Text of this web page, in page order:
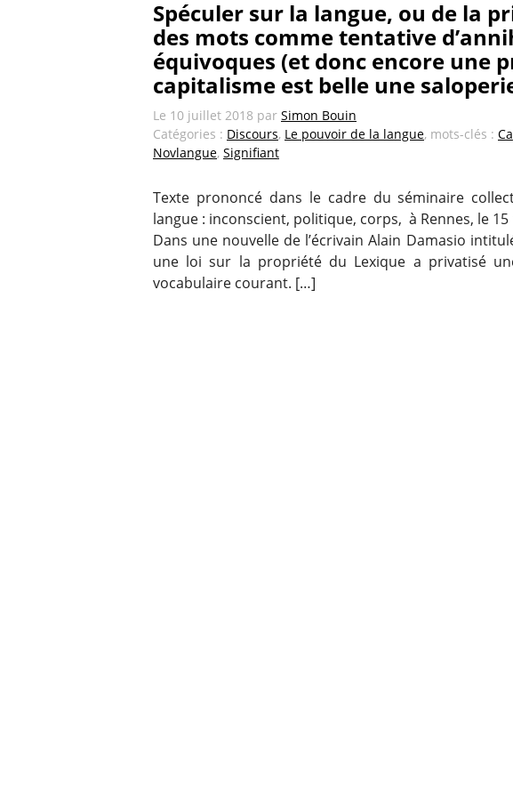
Spéculer sur la langue, ou de la
des mots comme tentative
équivoques (et donc encore une
capitalisme est belle une
Le 10 juillet 2018 par Simon Bouin
Catégories : Discours, Le pouvoir de la langue, mots-clés :
Novlangue, Signifiant
Texte prononcé dans le cadre du séminaire
langue : inconscient, politique, corps, à Rennes, le 15
Dans une nouvelle de l’écrivain Alain Damasio
une loi sur la propriété du Lexique a privatisé
vocabulaire courant. […]